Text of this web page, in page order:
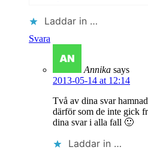
Laddar in …
Svara
Annika says
2013-05-14 at 12:14
Två av dina svar
därför som de inte gick
dina svar i alla fall 🙂
Laddar in …